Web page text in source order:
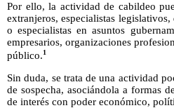
Por ello, la actividad de cabildeo
extranjeros, especialistas
o especialistas en asuntos
empresarios, organizaciones
público.1
Sin duda, se trata de una actividad
de sospecha, asociándola a formas
de interés con poder económico,